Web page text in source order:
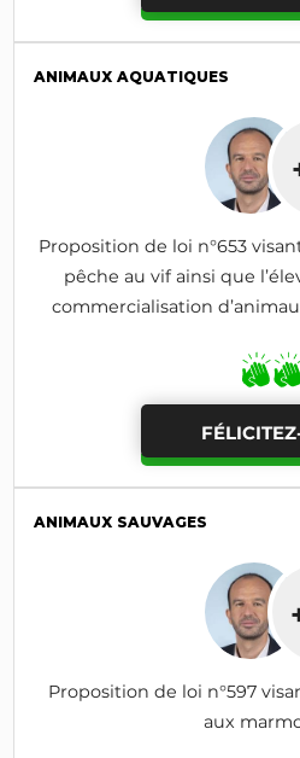
ANIMAUX AQUATIQUES
Proposition de loi n°653
pêche au vif ainsi que
commercialisation
ANIMAUX SAUVAGES
Proposition de loi n°597
aux